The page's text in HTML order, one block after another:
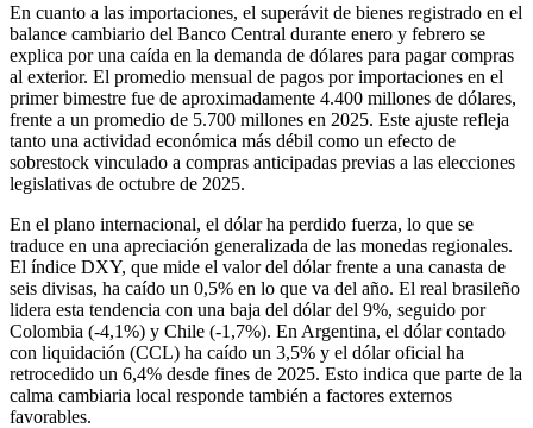
En cuanto a las importaciones, el superávit de bienes registrado en el
balance cambiario del Banco Central durante enero y febrero se
explica por una caída en la demanda de dólares para pagar compras
al exterior. El promedio mensual de pagos por importaciones en el
primer bimestre fue de aproximadamente 4.400 millones de dólares,
frente a un promedio de 5.700 millones en 2025. Este ajuste refleja
tanto una actividad económica más débil como un efecto de
sobrestock vinculado a compras anticipadas previas a las elecciones
legislativas de octubre de 2025.
En el plano internacional, el dólar ha perdido fuerza, lo que se
traduce en una apreciación generalizada de las monedas regionales.
El índice DXY, que mide el valor del dólar frente a una canasta de
seis divisas, ha caído un 0,5% en lo que va del año. El real brasileño
lidera esta tendencia con una baja del dólar del 9%, seguido por
Colombia (-4,1%) y Chile (-1,7%). En Argentina, el dólar contado
con liquidación (CCL) ha caído un 3,5% y el dólar oficial ha
retrocedido un 6,4% desde fines de 2025. Esto indica que parte de la
calma cambiaria local responde también a factores externos
favorables.